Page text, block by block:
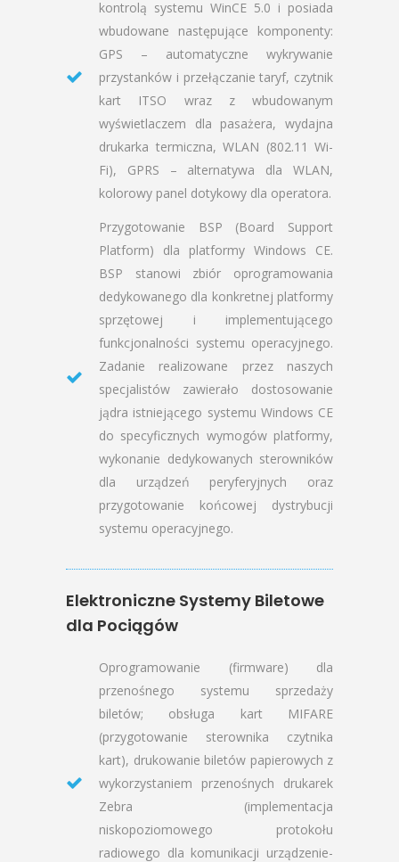
kontrolą systemu WinCE 5.0 i posiada
wbudowane następujące komponenty:
GPS – automatyczne wykrywanie
przystanków i przełączanie taryf, czytnik
kart ITSO wraz z wbudowanym
wyświetlaczem dla pasażera, wydajna
drukarka termiczna, WLAN (802.11 Wi-
Fi), GPRS – alternatywa dla WLAN,
kolorowy panel dotykowy dla operatora.
Przygotowanie BSP (Board Support
Platform) dla platformy Windows CE.
BSP stanowi zbiór oprogramowania
dedykowanego dla konkretnej platformy
sprzętowej i implementującego
funkcjonalności systemu operacyjnego.
Zadanie realizowane przez naszych
specjalistów zawierało dostosowanie
jądra istniejącego systemu Windows CE
do specyficznych wymogów platformy,
wykonanie dedykowanych sterowników
dla urządzeń peryferyjnych oraz
przygotowanie końcowej dystrybucji
systemu operacyjnego.
Elektroniczne Systemy Biletowe
dla Pociągów
Oprogramowanie (firmware) dla
przenośnego systemu sprzedaży
biletów; obsługa kart MIFARE
(przygotowanie sterownika czytnika
kart), drukowanie biletów papierowych z
wykorzystaniem przenośnych drukarek
Zebra (implementacja
niskopoziomowego protokołu
radiowego dla komunikacji urządzenie-